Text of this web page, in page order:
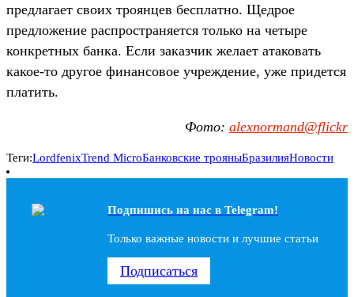
предлагает своих троянцев бесплатно. Щедрое
предложение распространяется только на четыре
конкретных банка. Если заказчик желает атаковать
какое-то другое финансовое учреждение, уже придется
платить.
Фото: alexnormand@flickr
Теги:LordfenixTrend MicroБанковские трояныБразилияНовости
Подпишись на наc в Telegram!
Только важные новости и лучшие статьи
Подписаться